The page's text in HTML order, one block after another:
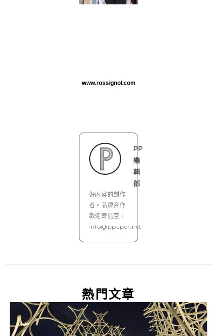
www.rossignol.com
PP
編
輯
部
好內容的創作
者。品牌合作
歡迎寄信至：
info@ppaper.net
熱門文章